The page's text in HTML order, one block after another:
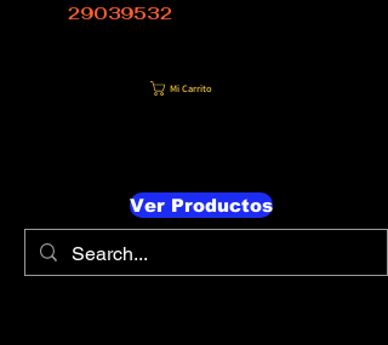
29039532
Mi Carrito
Ver Productos